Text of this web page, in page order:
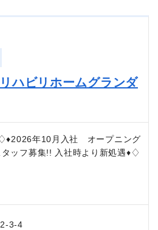
ハビリホームグランダ
年10月入社 オープニング
タッフ募集!! 入社時より新処遇♦♢
3-4